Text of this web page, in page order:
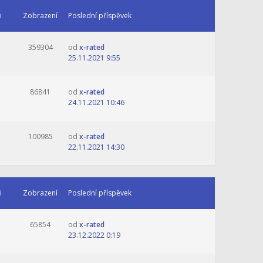
Zobrazení Poslední příspěvek
359304 od x-rated
25.11.2021 9:55
86841 od x-rated
24.11.2021 10:46
100985 od x-rated
22.11.2021 14:30
Zobrazení Poslední příspěvek
65854 od x-rated
23.12.2022 0:19